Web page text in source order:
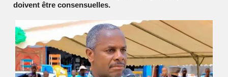
doivent être consensuelles.